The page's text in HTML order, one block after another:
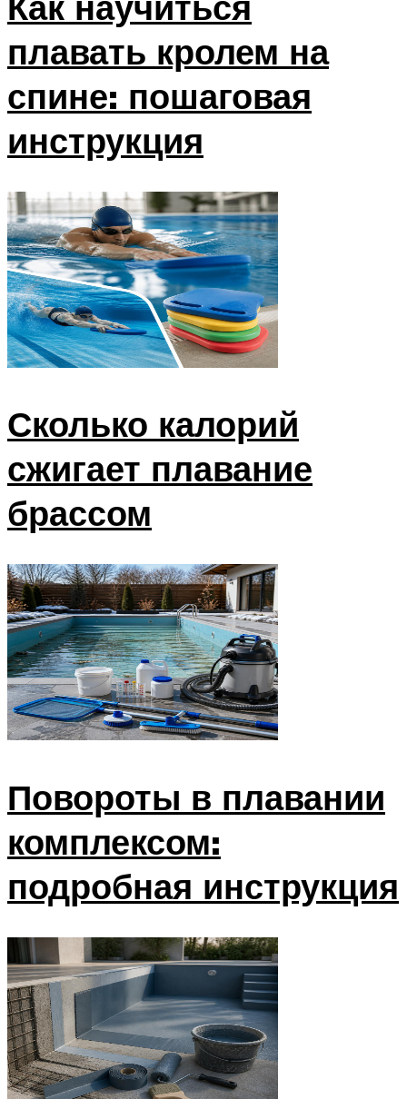
плавать кролем на
спине: пошаговая
инструкция
Сколько калорий
сжигает плавание
брассом
Повороты в плавании
комплексом:
подробная инструкция